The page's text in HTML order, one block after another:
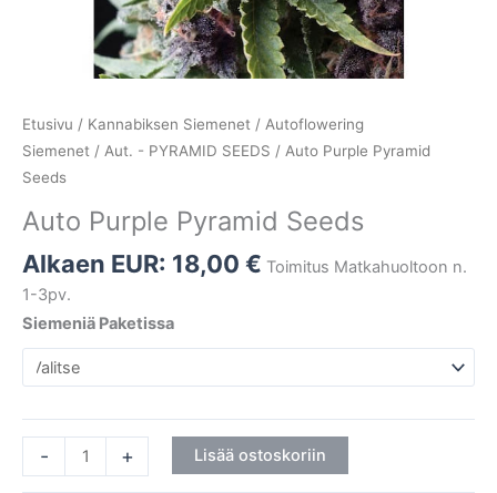
Etusivu / Kannabiksen Siemenet / Autoflowering
Siemenet / Aut. - PYRAMID SEEDS / Auto Purple Pyramid
Seeds
Auto Purple Pyramid Seeds
Alkaen EUR: 18,00 € Toimitus Matkahuoltoon n.
1-3pv.
Siemeniä Paketissa
- + Lisää ostoskoriin